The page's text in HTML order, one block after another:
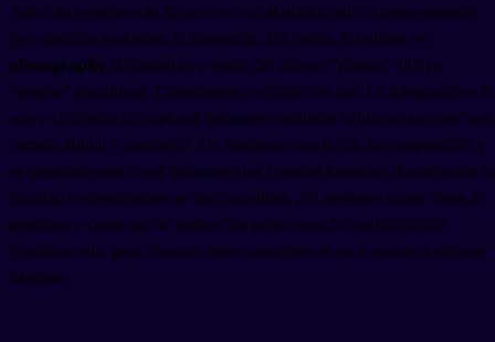
Antes de meternos de lleno en el vocabulario, vale la pena entender
qué significa realmente la fotografía. En inglés, la palabra es
photography (fotografía), y viene del griego: "photos" (luz) y
"graphé" (escritura). Literalmente, escribir con luz. La fotografía es el
arte y la técnica de capturar imágenes mediante la luz, ya sea con una
cámara digital o analógica. Un fotógrafo usa la luz, la composición y
el momento para crear imágenes que cuentan historias, documentan la
realidad o simplemente se ven increíbles. ¿O prefieres tomar fotos de
personas y cosas que te rodean sin pensar mucho en la técnica?
También vale, pero conocer estos conceptos te va a ayudar a mejorar
bastante.